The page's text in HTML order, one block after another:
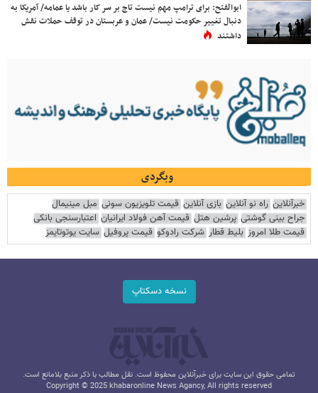
ابوالفتح: برای ترامپ مهم نیست تاج بر سر کار باشد یا عمامه/ آمریکا به
دنبال تغییر حکومت نیست/ عمان و عربستان در توقف حملات نقش
داشتند
وبگردی
خبرآنلاین راه نو آنلاین بازی آنلاین قیمت تلویزیون سونی مبل مینیمال
جراح بینی گوشتی پرشین هتل قیمت آهن فولاد ایرانیان اعتبارسنجی بانکی
قیمت طلا امروز بلیط قطار شرکت رادوکو قیمت پروفیل سایت یوتوتایمز
نسخه دسکتاپ
تمامی حقوق این سایت برای خبرآنلاین محفوظ است. نقل مطالب با ذکر منبع بلامانع است.
Copyright © 2025 khabaronline News Agancy, All rights reserved